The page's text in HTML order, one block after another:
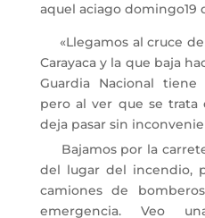
aquel aciago domingo19
«Llegamos al cruce de
Carayaca y la que baja
Guardia Nacional
pero al ver que se trata
deja pasar sin
Bajamos por la
del lugar del incendio,
camiones de
emergencia. Veo